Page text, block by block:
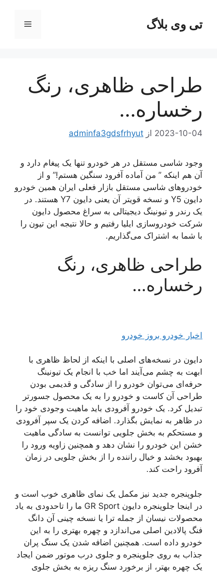
محتواتی وی بلاگ فهرست
طراحی ظاهری، رنگ
رخساره…
2023-10-04 از adminfa3gdsfrhyut
وجود شاسی مستقل در هر خودرو تنها یک پیغام دارد و
آن هم اینکه ” من آماده آفرود سنگین هستم!” و از
خودروهای شاسی مستقل بازار فعلی ایران همین خودرو
دایون Y5 و نسخه قویتر آن یعنی دایون Y7 هستند. در
یک رندر و تیونینگ دیجیتالی به سراغ محصول دایون
شرکت خودروسازی ایلیا رفتیم و حالا نتیجه این تیون را
با شما به اشتراک می‌گذاریم.
طراحی ظاهری، رنگ
رخساره…
اخبار خودرو بروز خودرو
دایون در نسخه‌های اصلی با اینکه از لحاظ ظاهری با
ابهت به چشم می‌آیند اما خب با انجام یک تیونینگ
حرفه‌ای می‌توان خودرو را از سادگی و قدیمی بودن
طراحی آن کاست و خودرو را به یک محصول جسورتر
تبدیل کرد. یک خودرو آفرودی باید ماهیت وجودی خود را
در ظاهر به نمایش بگذارد. اضافه کردن یک سپر آفرودی
و مستحکم به بخش جلویی توانست به سادگی ماهیت
خشن این خودرو را نشان دهد و همچنین زاویه ورود را
بهبود بخشد و خیال راننده را از بخش جلویی در زمان
آفرود راحت کند.
جلوپنجره جدید نیز مکمل یک نمای ظاهری خوب است و
در اینجا جلوپنجره دایون GR Sport ما را تاحدودی به یاد
محصولات نیسان از جمله ترا یا نسخه چینی آن دانگ
فنگ پالادین اصلی می‌اندازد و چهره بهتری را به این
خودرو داده است. همچنین اضافه شدن یک سنگ پران
جذاب به روی جلوپنجره و جلوی درب موتور ضمن ایجاد
یک چهره بهتر، از برخورد سنگ ریزه به بخش جلوی